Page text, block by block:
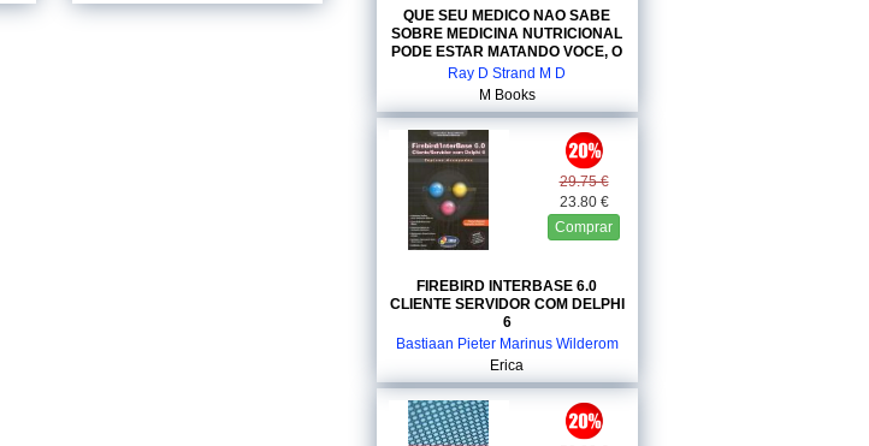
QUE SEU MEDICO NAO SABE
SOBRE MEDICINA NUTRICIONAL
PODE ESTAR MATANDO VOCE, O
Ray D Strand M D
M Books
29.75 €
23.80 €
Comprar
FIREBIRD INTERBASE 6.0
CLIENTE SERVIDOR COM DELPHI
6
Bastiaan Pieter Marinus Wilderom
Erica